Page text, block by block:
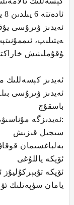
ئادەتتە 6 يىلدىن 8 يىلغىچە داۋاملىشىدۇ
ئەيدىز ۋىرۇسى
ەيتىلىپ،
ۇقۇملىنىش
ئەيدىز كېسەللىك
ئەيدىز ۋىرۇسى
باسقۇچ
ئەيدىزگە مۇناسىۋەتلىك كېسەللىك ئالامەتلىرى كۆرۈلىدۇ:
سىجىل قىزىش
بەلباغسىمان
ئۆپكە ياللۇغى
ئۆپكە
يامان سۈپەتلىك